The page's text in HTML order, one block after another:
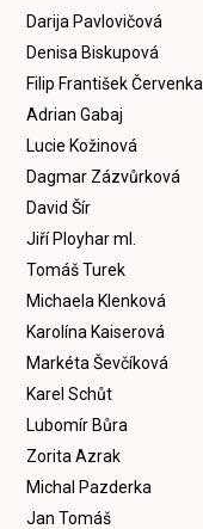
Darija Pavlovičová
Denisa Biskupová
Filip František Červenka
Adrian Gabaj
Lucie Kožinová
Dagmar Zázvůrková
David Šír
Jiří Ployhar ml.
Tomáš Turek
Michaela Klenková
Karolína Kaiserová
Markéta Ševčíková
Karel Schůt
Lubomír Bůra
Zorita Azrak
Michal Pazderka
Jan Tomáš